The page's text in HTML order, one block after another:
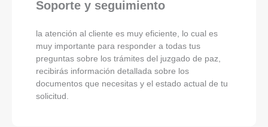
Soporte y seguimiento
la atención al cliente es muy eficiente, lo cual es
muy importante para responder a todas tus
preguntas sobre los trámites del juzgado de paz,
recibirás información detallada sobre los
documentos que necesitas y el estado actual de tu
solicitud.